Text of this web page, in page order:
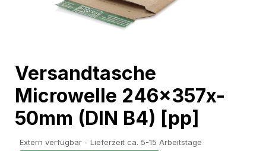
to
the
beginning
of
the
Versandtasche
Microwelle 246x357x-
50mm (DIN B4) [pp]
Extern verfügbar - Lieferzeit ca. 5-15 Arbeitstage